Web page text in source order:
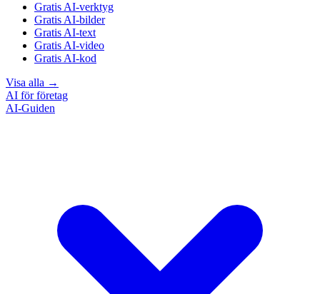
Gratis AI-verktyg
Gratis AI-bilder
Gratis AI-text
Gratis AI-video
Gratis AI-kod
Visa alla →
AI för företag
AI-Guiden